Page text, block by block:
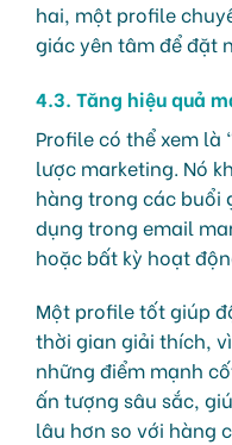
hai, một profile
giác yên tâm để đặt
4.3. Tăng hiệu quả
Profile có thể xem là
lược marketing. Nó
hàng trong các buổi
dụng trong email
hoặc bất kỳ hoạt
Một profile tốt giúp
thời gian giải thích,
những điểm mạnh
ấn tượng sâu sắc,
lâu hơn so với hàng